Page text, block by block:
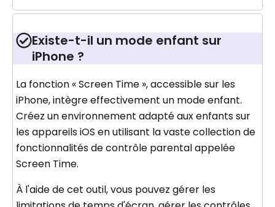
Existe-t-il un mode enfant sur
iPhone ?
La fonction « Screen Time », accessible sur les
iPhone, intègre effectivement un mode enfant.
Créez un environnement adapté aux enfants sur
les appareils iOS en utilisant la vaste collection de
fonctionnalités de contrôle parental appelée
Screen Time.
À l'aide de cet outil, vous pouvez gérer les